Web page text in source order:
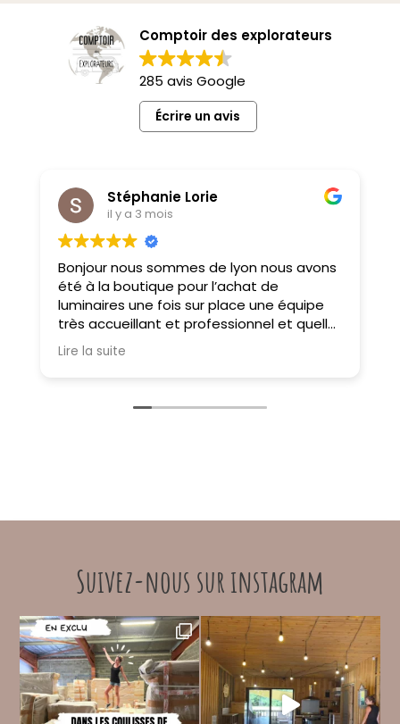
Comptoir des explorateurs
285 avis Google
Écrire un avis
Stéphanie Lorie
il y a 3 mois
Bonjour nous sommes de lyon nous avons
été à la boutique pour l’achat de
luminaires une fois sur place une équipe
très accueillant et professionnel et quelle
choix on ne sait pas où donner de la tête
tellement il y a des choses magnifiques
Lire la suite
Suivez-nous sur instagram